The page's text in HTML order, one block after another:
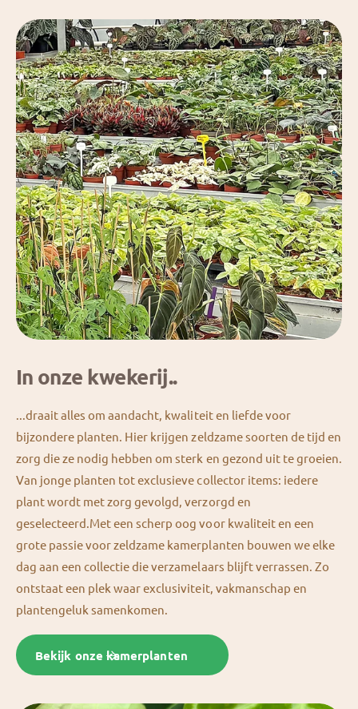
In onze kwekerij..
...draait alles om aandacht, kwaliteit en liefde voor
bijzondere planten. Hier krijgen zeldzame soorten de tijd en
zorg die ze nodig hebben om sterk en gezond uit te groeien.
Van jonge planten tot exclusieve collector items: iedere
plant wordt met zorg gevolgd, verzorgd en
geselecteerd.Met een scherp oog voor kwaliteit en een
grote passie voor zeldzame kamerplanten bouwen we elke
dag aan een collectie die verzamelaars blijft verrassen. Zo
ontstaat een plek waar exclusiviteit, vakmanschap en
plantengeluk samenkomen.
Bekijk onze kamerplanten